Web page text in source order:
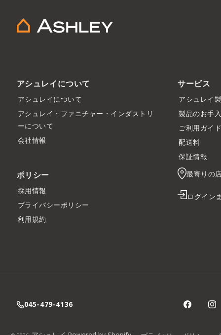
アシュレイについて
アシュレイについて
アシュレイ・ファニチャー・インダストリ
ーについて
会社情報
サービス
アシュレイ
製品のお手
ご利用ガ
配送料
保証情報
ポリシー
採用情報
プライバシーポリシー
利用規約
最寄りの
ログイン
045-479-4136